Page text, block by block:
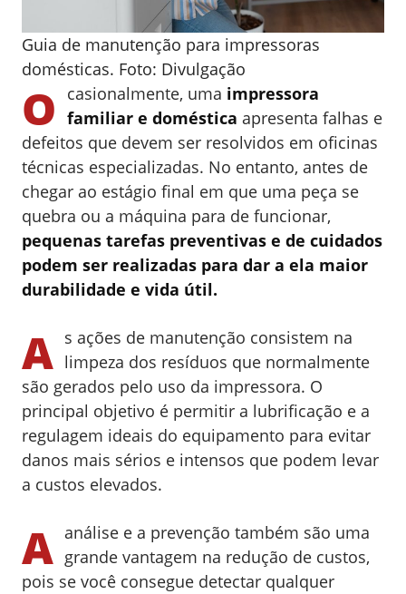
Guia de manutenção para impressoras
domésticas. Foto: Divulgação
O casionalmente, uma impressora
familiar e doméstica apresenta falhas e
defeitos que devem ser resolvidos em oficinas
técnicas especializadas. No entanto, antes de
chegar ao estágio final em que uma peça se
quebra ou a máquina para de funcionar,
pequenas tarefas preventivas e de cuidados
podem ser realizadas para dar a ela maior
durabilidade e vida útil.
A s ações de manutenção consistem na
limpeza dos resíduos que normalmente
são gerados pelo uso da impressora. O
principal objetivo é permitir a lubrificação e a
regulagem ideais do equipamento para evitar
danos mais sérios e intensos que podem levar
a custos elevados.
A análise e a prevenção também são uma
grande vantagem na redução de custos,
pois se você consegue detectar qualquer